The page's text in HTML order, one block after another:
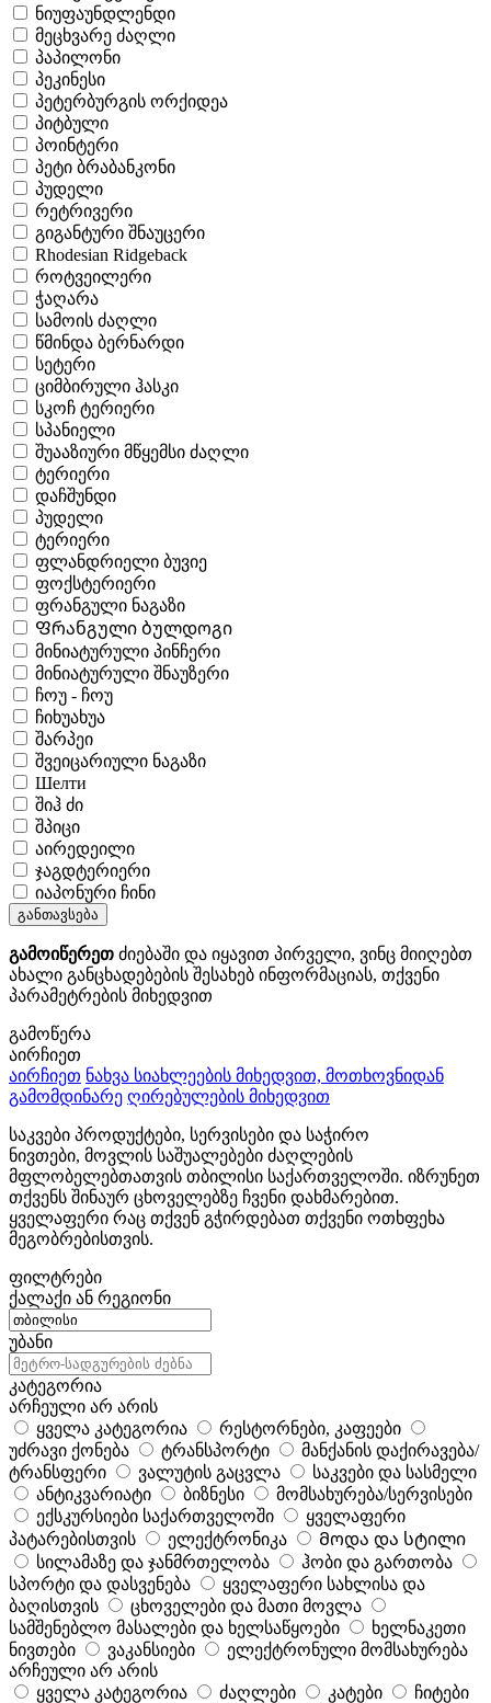
ნიუფაუნდლენდი
მეცხვარე ძაღლი
პაპილონი
პეკინესი
პეტერბურგის ორქიდეა
პიტბული
პოინტერი
პეტი ბრაბანკონი
პუდელი
რეტრივერი
გიგანტური შნაუცერი
Rhodesian Ridgeback
როტვეილერი
ჭაღარა
სამოის ძაღლი
წმინდა ბერნარდი
სეტერი
ციმბირული ჰასკი
სკოჩ ტერიერი
სპანიელი
შუააზიური მწყემსი ძაღლი
ტერიერი
დაჩშუნდი
პუდელი
ტერიერი
ფლანდრიელი ბუვიე
ფოქსტერიერი
ფრანგული ნაგაზი
Ფრანგული ბულდოგი
მინიატურული პინჩერი
მინიატურული შნაუზერი
ჩოუ - ჩოუ
ჩიხუახუა
შარპეი
შვეიცარიული ნაგაზი
Шелти
შიჰ ძი
შპიცი
აირედეილი
ჯაგდტერიერი
იაპონური ჩინი
განთავსება
გამოიწერეთ ძიებაში და იყავით პირველი, ვინც მიიღებთ
ახალი განცხადებების შესახებ ინფორმაციას, თქვენი
პარამეტრების მიხედვით
გამოწერა
აირჩიეთ
აირჩიეთ ნახვა სიახლეების მიხედვით, მოთხოვნიდან
გამომდინარე ღირებულების მიხედვით
საკვები პროდუქტები, სერვისები და საჭირო
ნივთები, მოვლის საშუალებები ძაღლების
მფლობელებთათვის თბილისი საქართველოში. იზრუნეთ
თქვენს შინაურ ცხოველებზე ჩვენი დახმარებით.
ყველაფერი რაც თქვენ გჭირდებათ თქვენი ოთხფეხა
მეგობრებისთვის.
ფილტრები
ქალაქი ან რეგიონი
უბანი
კატეგორია
არჩეული არ არის
ყველა კატეგორია
რესტორნები, კაფეები
უძრავი ქონება
ტრანსპორტი
მანქანის დაქირავება/
ტრანსფერი
ვალუტის გაცვლა
საკვები და სასმელი
ანტიკვარიატი
ბიზნესი
მომსახურება/სერვისები
ექსკურსიები საქართველოში
ყველაფერი
პატარებისთვის
ელექტრონიკა
Მოდა და სტილი
სილამაზე და ჯანმრთელობა
ჰობი და გართობა
სპორტი და დასვენება
ყველაფერი სახლისა და
ბაღისთვის
ცხოველები და მათი მოვლა
სამშენებლო მასალები და ხელსაწყოები
ხელნაკეთი
ნივთები
ვაკანსიები
ელექტრონული მომსახურება
არჩეული არ არის
ყველა კატეგორია
ძაღლები კატები
ჩიტები